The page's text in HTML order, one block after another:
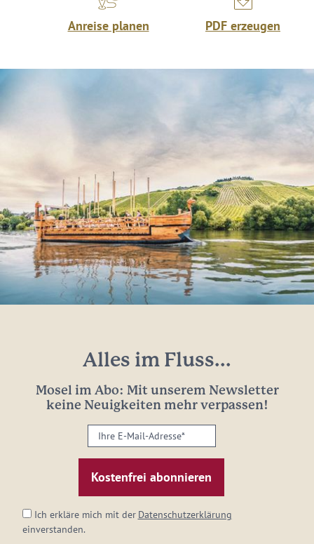
Anreise planen PDF erzeugen
Alles im Fluss...
Mosel im Abo: Mit unserem Newsletter
keine Neuigkeiten mehr verpassen!
Ihre
E-
Mail-
Adresse:
Ich erkläre mich mit der Datenschutzerklärung
einverstanden.